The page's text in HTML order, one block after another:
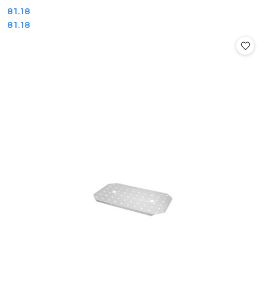
Cena:
81.18
Cena:
81.18